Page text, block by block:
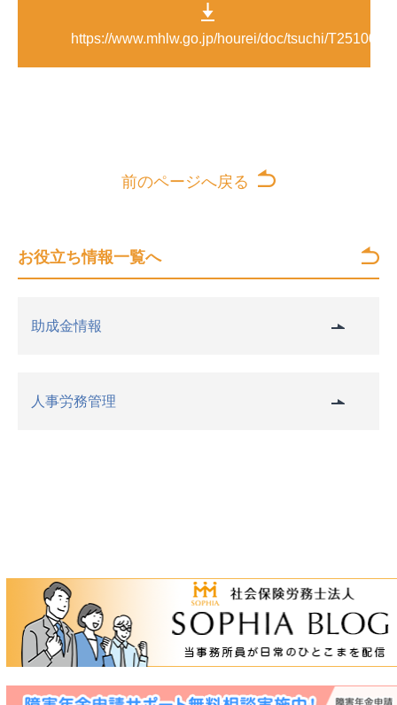
https://www.mhlw.go.jp/hourei/doc/tsuchi/
前のページへ戻る
お役立ち情報一覧へ
助成金情報
人事労務管理